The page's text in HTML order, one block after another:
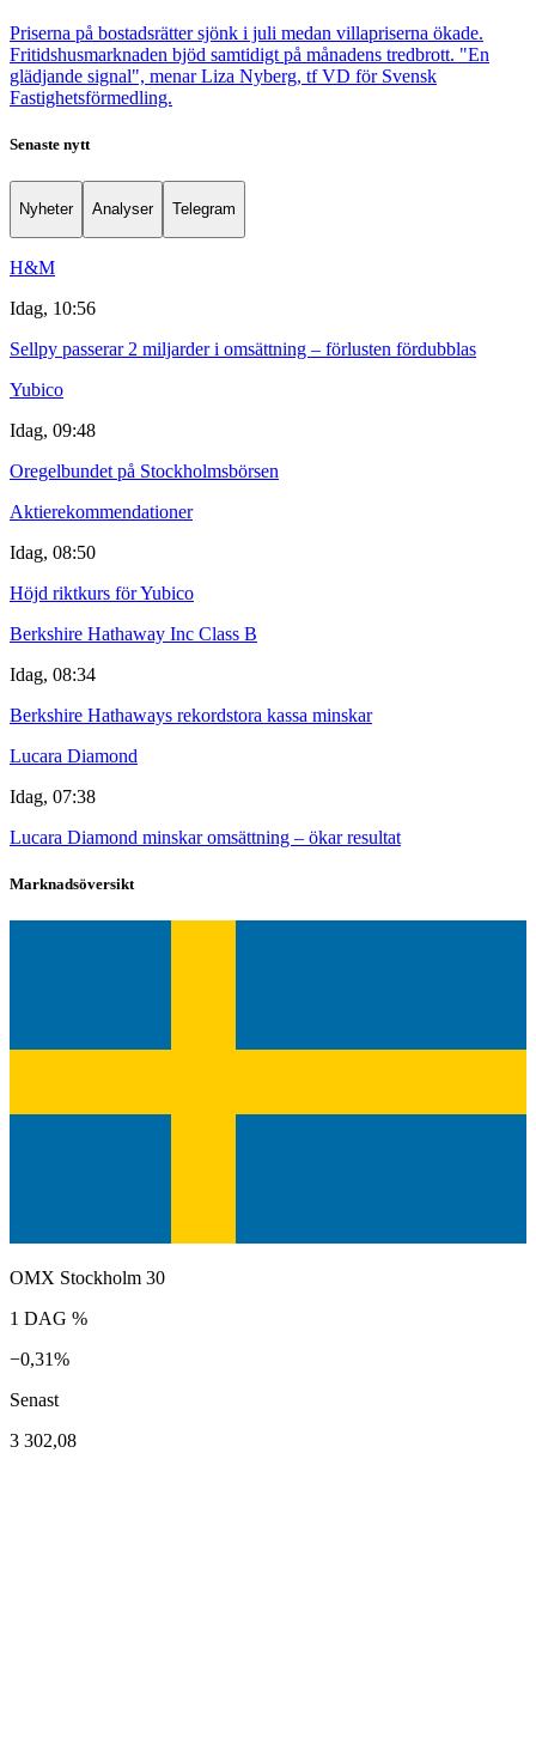
Priserna på bostadsrätter sjönk i juli medan villapriserna ökade.
Fritidshusmarknaden bjöd samtidigt på månadens tredbrott. "En
glädjande signal", menar Liza Nyberg, tf VD för Svensk
Fastighetsförmedling.
Senaste nytt
Nyheter Analyser Telegram
H&M
Idag, 10:56
Sellpy passerar 2 miljarder i omsättning – förlusten fördubblas
Yubico
Idag, 09:48
Oregelbundet på Stockholmsbörsen
Aktierekommendationer
Idag, 08:50
Höjd riktkurs för Yubico
Berkshire Hathaway Inc Class B
Idag, 08:34
Berkshire Hathaways rekordstora kassa minskar
Lucara Diamond
Idag, 07:38
Lucara Diamond minskar omsättning – ökar resultat
Marknadsöversikt
OMX Stockholm 30
1 DAG %
−0,31%
Senast
3 302,08